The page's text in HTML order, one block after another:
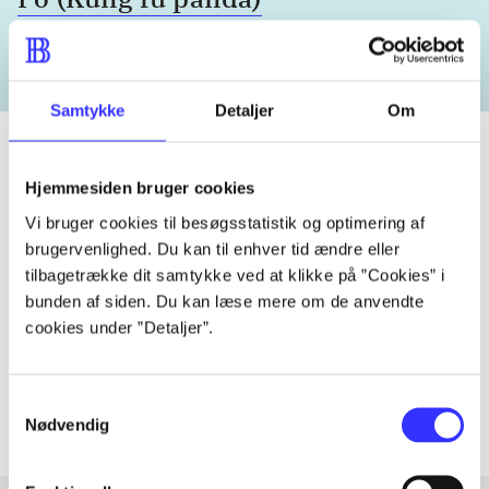
Samtykke Detaljer Om
Hjemmesiden bruger cookies
Vi bruger cookies til besøgsstatistik og optimering af
brugervenlighed. Du kan til enhver tid ændre eller
tilbagetrække dit samtykke ved at klikke på ”Cookies” i
bunden af siden. Du kan læse mere om de anvendte
cookies under ”Detaljer”.
Nødvendig
Tidsskrift
Artiklen er en del af
lorem ipsum dolor sit amet ...
Tidsskrift